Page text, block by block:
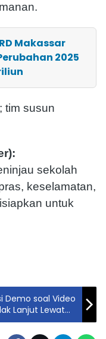
Makassar
2025
tim susun
sekolah
keselamatan,
untuk
Demo soal Video
Lanjut Lewat